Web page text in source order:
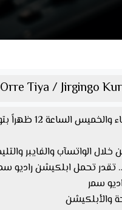
Orre Tiya / Jirgingo
بتوقيت الخرطوم على راديو سمر